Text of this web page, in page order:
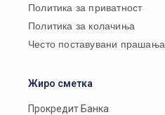
Политика за приватност
Политика за колачиња
Често поставувани прашања
Жиро сметка
Прокредит Банка